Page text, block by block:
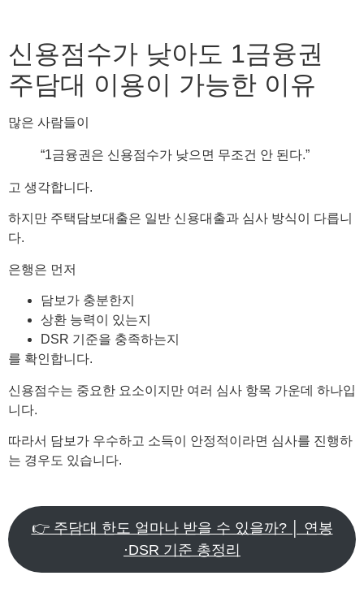
신용점수가 낮아도 1금융권
주담대 이용이 가능한 이유
많은 사람들이
“1금융권은 신용점수가 낮으면 무조건 안 된다.”
고 생각합니다.
하지만 주택담보대출은 일반 신용대출과 심사 방식이 다릅니
다.
은행은 먼저
담보가 충분한지
상환 능력이 있는지
DSR 기준을 충족하는지
를 확인합니다.
신용점수는 중요한 요소이지만 여러 심사 항목 가운데 하나입
니다.
따라서 담보가 우수하고 소득이 안정적이라면 심사를 진행하
는 경우도 있습니다.
👉 주담대 한도 얼마나 받을 수 있을까? │ 연봉
·DSR 기준 총정리